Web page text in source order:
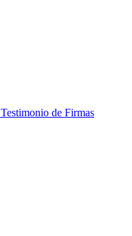
Testimonio de Firmas